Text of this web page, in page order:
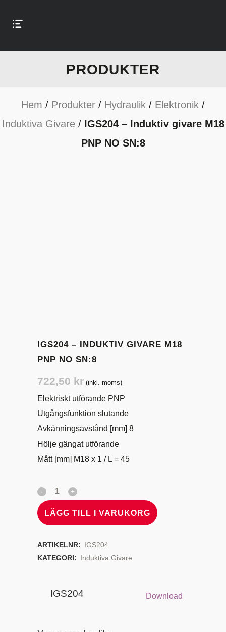
PRODUKTER
Hem / Produkter / Hydraulik / Elektronik /
Induktiva Givare/ IGS204 – Induktiv givare M18
PNP NO SN:8
IGS204 – INDUKTIV GIVARE M18
PNP NO SN:8
722,50 kr (inkl. moms)
Elektriskt utförande PNP
Utgångsfunktion slutande
Avkänningsavstånd [mm] 8
Hölje gängat utförande
Mått [mm] M18 x 1 / L = 45
LÄGG TILL I VARUKORG
ARTIKELNR: IGS204
KATEGORI: Induktiva Givare
IGS204 Download